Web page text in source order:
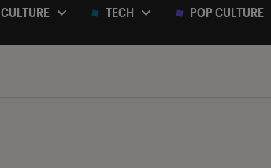
CULTURE TECH POP CULTURE